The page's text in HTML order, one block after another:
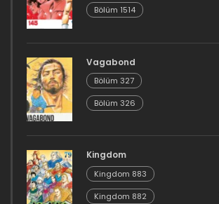
Bölüm 1514
Vagabond
Bölüm 327
Bölüm 326
Kingdom
Kingdom 883
Kingdom 882